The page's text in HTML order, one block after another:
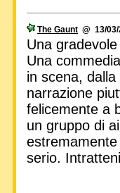
The Gaunt @ 13/
Una
Una
in scena,
narrazione
felicemente a
un gruppo di
serio.